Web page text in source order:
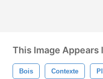
This Image Appears
Bois Contexte